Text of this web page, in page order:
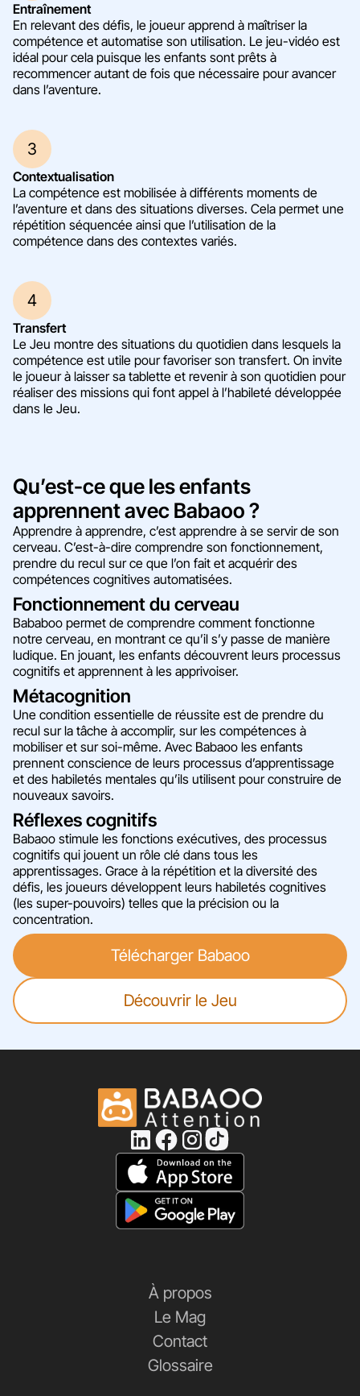
Entraînement
En relevant des défis, le joueur apprend à maîtriser la
compétence et automatise son utilisation. Le jeu-vidéo est
idéal pour cela puisque les enfants sont prêts à
recommencer autant de fois que nécessaire pour avancer
dans l’aventure.
3
Contextualisation
La compétence est mobilisée à différents moments de
l’aventure et dans des situations diverses. Cela permet une
répétition séquencée ainsi que l’utilisation de la
compétence dans des contextes variés.
4
Transfert
Le Jeu montre des situations du quotidien dans lesquels la
compétence est utile pour favoriser son transfert. On invite
le joueur à laisser sa tablette et revenir à son quotidien pour
réaliser des missions qui font appel à l’habileté développée
dans le Jeu.
Qu’est-ce que les enfants
apprennent avec Babaoo ?
Apprendre à apprendre, c’est apprendre à se servir de son
cerveau. C’est-à-dire comprendre son fonctionnement,
prendre du recul sur ce que l’on fait et acquérir des
compétences cognitives automatisées.
Fonctionnement du cerveau
Bababoo permet de comprendre comment fonctionne
notre cerveau, en montrant ce qu’il s’y passe de manière
ludique. En jouant, les enfants découvrent leurs processus
cognitifs et apprennent à les apprivoiser.
Métacognition
Une condition essentielle de réussite est de prendre du
recul sur la tâche à accomplir, sur les compétences à
mobiliser et sur soi-même. Avec Babaoo les enfants
prennent conscience de leurs processus d’apprentissage
et des habiletés mentales qu’ils utilisent pour construire de
nouveaux savoirs.
Réflexes cognitifs
Babaoo stimule les fonctions exécutives, des processus
cognitifs qui jouent un rôle clé dans tous les
apprentissages. Grace à la répétition et la diversité des
défis, les joueurs développent leurs habiletés cognitives
(les super-pouvoirs) telles que la précision ou la
concentration.
Télécharger Babaoo
Découvrir le Jeu
À propos
Le Mag
Contact
Glossaire